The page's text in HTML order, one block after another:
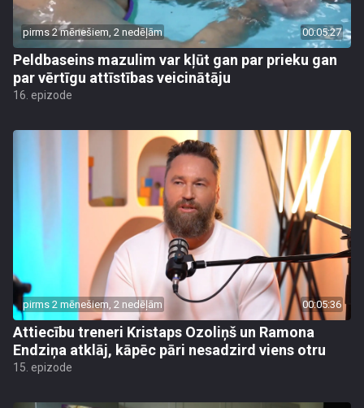
pirms 2 mēnešiem, 2 nedēļām 00:05:27
Peldbaseins mazulim var kļūt gan par prieku gan
par vērtīgu attīstības veicinātāju
16. epizode
pirms 2 mēnešiem, 2 nedēļām 00:05:36
Attiecību treneri Kristaps Ozoliņš un Ramona
Endziņa atklāj, kāpēc pāri nesadzird viens otru
15. epizode